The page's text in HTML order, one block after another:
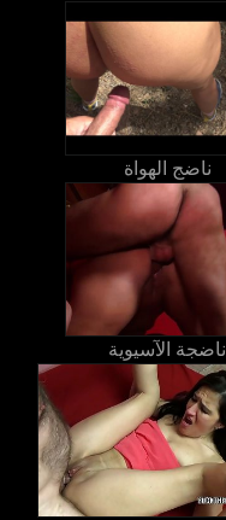
ناضج الهواة
ناضجة الآسيوية